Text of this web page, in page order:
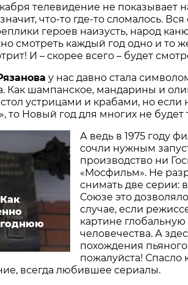
телевидение не показывает
что-то где-то сломалось.
героев наизусть, народ
смотреть каждый год одно и то
И – скорее всего – будет
у нас давно стала
Как шампанское, мандарины и
стол устрицами и крабами, но если
то Новый год для многих не будет
А ведь в 1975 году
сочли нужным
производство ни
«Мосфильм». Не
снимать две серии:
Союзе это
случае, если
картине
человечества. А
похождения
пожалуйста! Спасло
всегда любившее сериалы.